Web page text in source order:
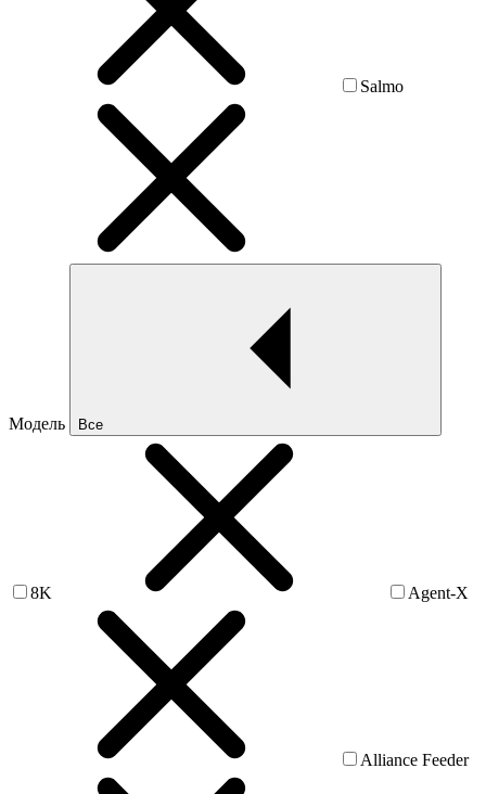
Salmo
Модель Все
8K Agent-X
Alliance Feeder